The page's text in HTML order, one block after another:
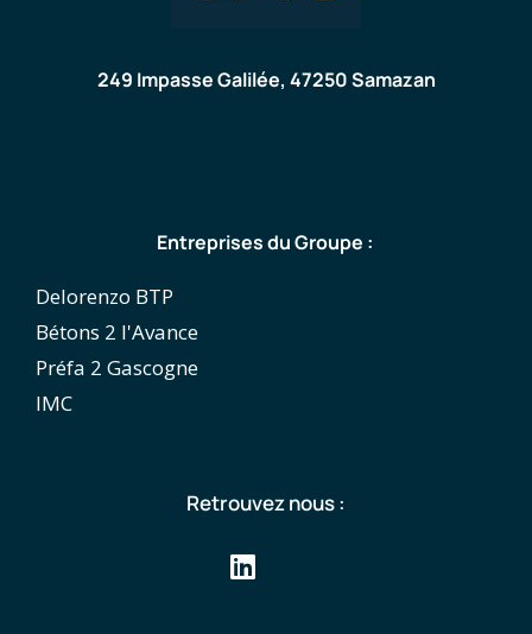
249 Impasse Galilée, 47250 Samazan
Entreprises du Groupe :
Delorenzo BTP
Bétons 2 l'Avance
Préfa 2 Gascogne
IMC
Retrouvez nous :